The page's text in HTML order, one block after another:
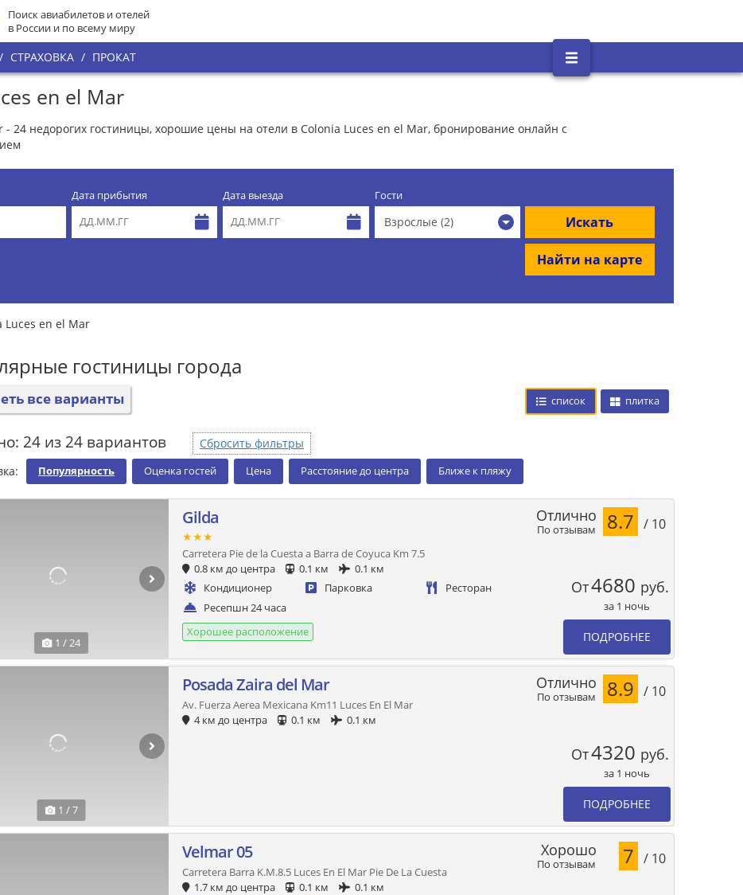
Поиск авиабилетов и отелей
в России и по всему миру
/ СТРАХОВКА / ПРОКАТ
en el Mar
- 24 недорогих гостиницы, хорошие цены на отели в Colonia Luces en el Mar, бронирование онлайн с
Дата прибытия Дата выезда Гости
Взрослые (2) Искать
Найти на карте
Luces en el Mar
гостиницы города
все варианты список плитка
24 из 24 вариантов
Сбросить фильтры
Популярность Оценка гостей Цена Расстояние до центра Ближе к пляжу
1 / 24
Gilda
★★★
Carretera Pie de la Cuesta a Barra de Coyuca Km 7.5
0.8 км до центра
0.1 км
0.1 км
Кондиционер
Парковка
Ресторан
Ресепшн 24 часа
Хорошее расположение
По отзывам
Отлично 8.7 / 10
От4680 руб.
за 1 ночь
ПОДРОБНЕЕ
1 / 7
Posada Zaira del Mar
Av. Fuerza Aerea Mexicana Km11 Luces En El Mar
4 км до центра
0.1 км 0.1 км
По отзывам
Отлично 8.9 / 10
От4320 руб.
за 1 ночь
ПОДРОБНЕЕ
Velmar 05
Carretera Barra K.M.8.5 Luces En El Mar Pie De La Cuesta
1.7 км до центра
0.1 км
0.1 км
По отзывам
Хорошо 7 / 10